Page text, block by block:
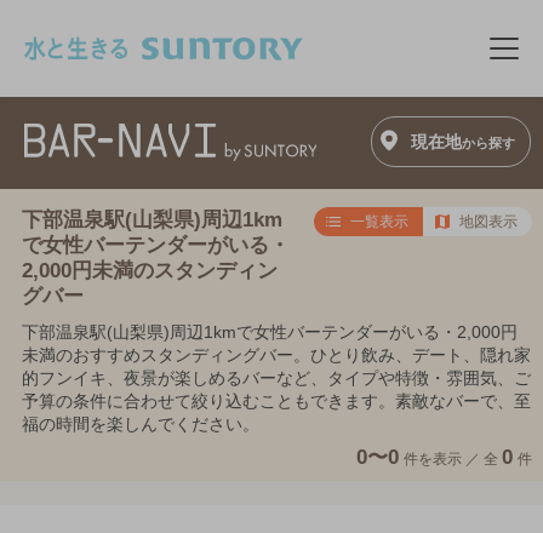
メ
現在地から探す
下部温泉駅(山梨県)周辺1km
で女性バーテンダーがいる・
2,000円未満のスタンディン
グバー
一覧表示 地図表示
下部温泉駅(山梨県)周辺1kmで女性バーテンダーがいる・2,000円
未満のおすすめスタンディングバー。ひとり飲み、デート、隠れ家
的フンイキ、夜景が楽しめるバーなど、タイプや特徴・雰囲気、ご
予算の条件に合わせて絞り込むこともできます。素敵なバーで、至
福の時間を楽しんでください。
0〜0 件を表示 ／ 全 0 件